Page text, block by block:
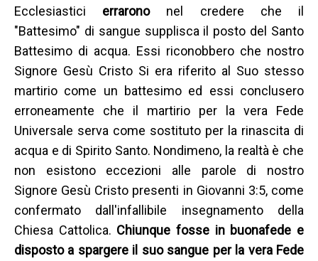
Ecclesiastici errarono nel credere che il
"Battesimo" di sangue supplisca il posto del Santo
Battesimo di acqua. Essi riconobbero che nostro
Signore Gesù Cristo Si era riferito al Suo stesso
martirio come un battesimo ed essi conclusero
erroneamente che il martirio per la vera Fede
Universale serva come sostituto per la rinascita di
acqua e di Spirito Santo. Nondimeno, la realtà è che
non esistono eccezioni alle parole di nostro
Signore Gesù Cristo presenti in Giovanni 3:5, come
confermato dall'infallibile insegnamento della
Chiesa Cattolica. Chiunque fosse in buonafede e
disposto a spargere il suo sangue per la vera Fede